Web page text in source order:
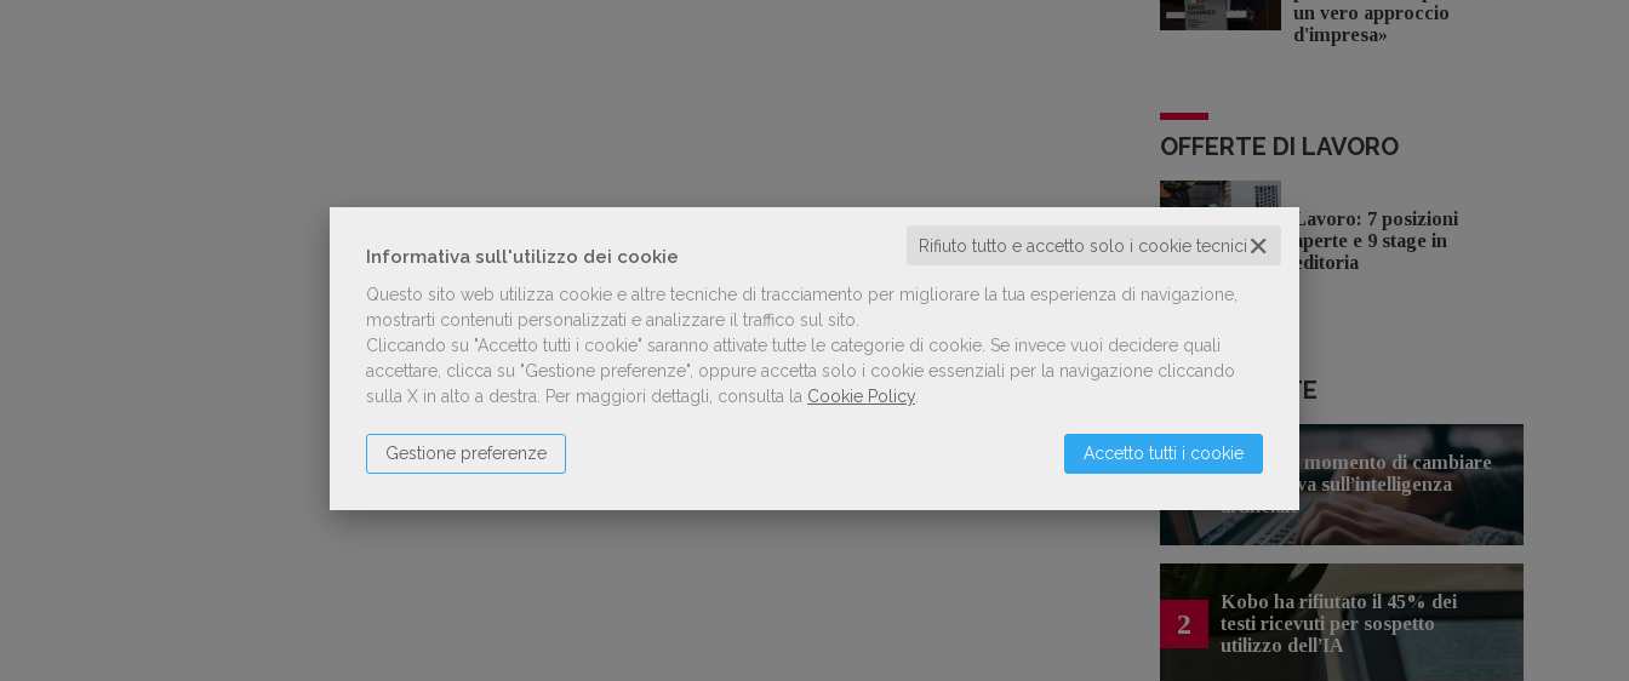
Informativa sull'utilizzo dei cookie ✕
Rifiuto tutto e accetto solo i cookie tecnici
Questo sito web utilizza cookie e altre tecniche di tracciamento per migliorare la tua esperienza di navigazione,
mostrarti contenuti personalizzati e analizzare il traffico sul sito.
Cliccando su "Accetto tutti i cookie" saranno attivate tutte le categorie di cookie. Se invece vuoi decidere quali
accettare, clicca su "Gestione preferenze", oppure accetta solo i cookie essenziali per la navigazione cliccando
sulla X in alto a destra.
Per maggiori dettagli, consulta la Cookie Policy
Accetto tutti i cookie
Gestione preferenze
un vero approccio
d'impresa»
OFFERTE DI LAVORO
Lavoro: 7 posizioni
aperte e 9 stage in
editoria
LE PIÙ LETTE
1
Forse è il momento di cambiare
prospettiva sull’intelligenza
artificiale
2
Kobo ha rifiutato il 45% dei
testi ricevuti per sospetto
utilizzo dell’IA